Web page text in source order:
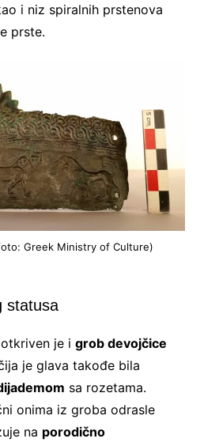
i niz spiralnih prstenova
prste.
Greek Ministry of Culture)
statusa
je i grob devojčice
je glava takođe bila
sa rozetama.
onima iz groba odrasle
na porodično